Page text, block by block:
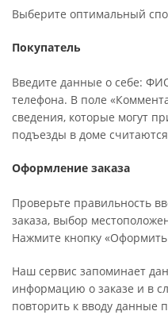
Выберите оптимальный
Покупатель
Введите данные о себе:
телефона. В поле
сведения, которые могут
подъезды в доме
Оформление заказа
Проверьте правильность
заказа, выбор
Нажмите кнопку «Оформить
Наш сервис запоминает
информацию о заказе и в
повторить к вводу данные